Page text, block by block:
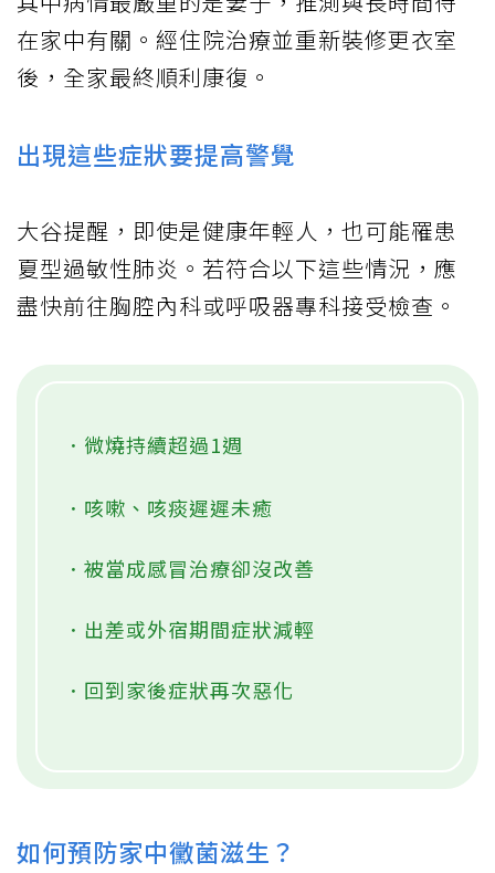
在家中有關。經住院治療並重新裝修更衣室
後，全家最終順利康復。
出現這些症狀要提高警覺
大谷提醒，即使是健康年輕人，也可能罹患
夏型過敏性肺炎。若符合以下這些情況，應
盡快前往胸腔內科或呼吸器專科接受檢查。
．微燒持續超過1週
．咳嗽、咳痰遲遲未癒
．被當成感冒治療卻沒改善
．出差或外宿期間症狀減輕
．回到家後症狀再次惡化
如何預防家中黴菌滋生？